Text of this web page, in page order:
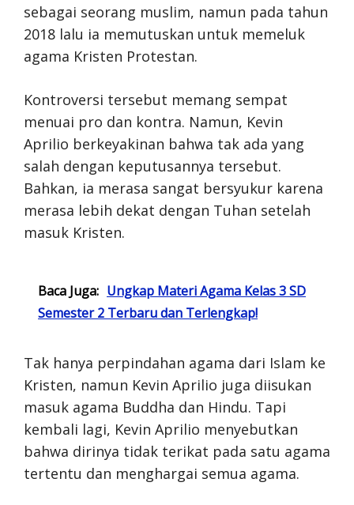
sebagai seorang muslim, namun pada tahun
2018 lalu ia memutuskan untuk memeluk
agama Kristen Protestan.
Kontroversi tersebut memang sempat
menuai pro dan kontra. Namun, Kevin
Aprilio berkeyakinan bahwa tak ada yang
salah dengan keputusannya tersebut.
Bahkan, ia merasa sangat bersyukur karena
merasa lebih dekat dengan Tuhan setelah
masuk Kristen.
Baca Juga: Ungkap Materi Agama Kelas 3 SD
Semester 2 Terbaru dan Terlengkap!
Tak hanya perpindahan agama dari Islam ke
Kristen, namun Kevin Aprilio juga diisukan
masuk agama Buddha dan Hindu. Tapi
kembali lagi, Kevin Aprilio menyebutkan
bahwa dirinya tidak terikat pada satu agama
tertentu dan menghargai semua agama.